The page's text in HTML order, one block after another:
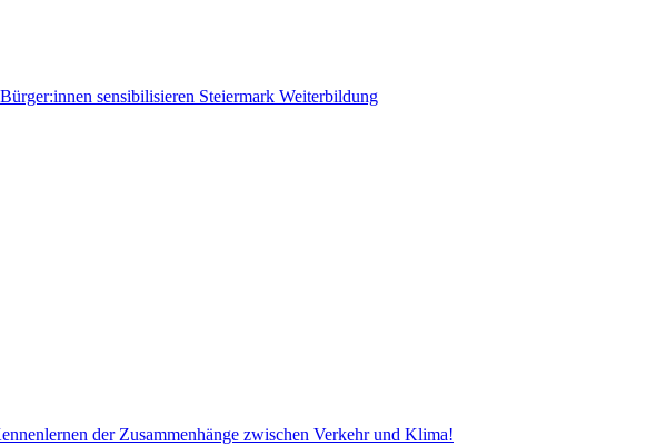
sensibilisieren Steiermark Weiterbildung
der Zusammenhänge zwischen Verkehr und Klima!